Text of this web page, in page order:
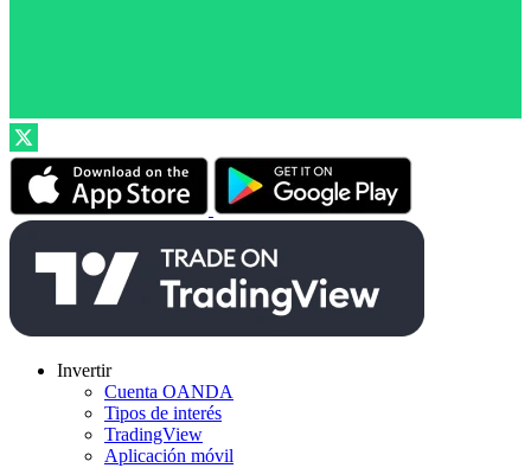
Invertir
Cuenta OANDA
Tipos de interés
TradingView
Aplicación móvil